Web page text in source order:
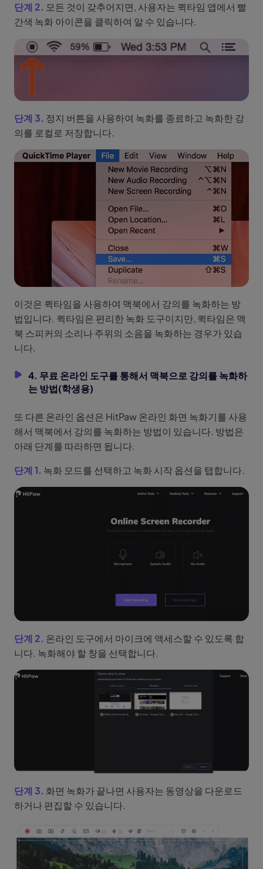
단계 2. 모든 것이 갖추어지면, 사용자는 퀵타임 앱에서 빨
간색 녹화 아이콘을 클릭하여 알 수 있습니다.
단계 3. 정지 버튼을 사용하여 녹화를 종료하고 녹화한 강
의를 로컬로 저장합니다.
이것은 퀵타임을 사용하여 맥북에서 강의를 녹화하는 방
법입니다. 퀵타임은 편리한 녹화 도구이지만, 퀵타임은 맥
북 스피커의 소리나 주위의 소음을 녹화하는 경우가 있습
니다.
4. 무료 온라인 도구를 통해서 맥북으로 강의를 녹화하
는 방법(학생용)
또 다른 온라인 옵션은 HitPaw 온라인 화면 녹화기를 사용
해서 맥북에서 강의를 녹화하는 방법이 있습니다. 방법은
아래 단계를 따라하면 됩니다.
단계 1. 녹화 모드를 선택하고 녹화 시작 옵션을 탭합니다.
단계 2. 온라인 도구에서 마이크에 액세스할 수 있도록 합
니다. 녹화해야 할 창을 선택합니다.
단계 3. 화면 녹화가 끝나면 사용자는 동영상을 다운로드
하거나 편집할 수 있습니다.